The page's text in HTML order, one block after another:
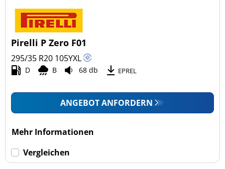
Pirelli P Zero F01
295/35 R20 105YXL
D B 68 db EPREL
ANGEBOT ANFORDERN
Mehr Informationen
Vergleichen